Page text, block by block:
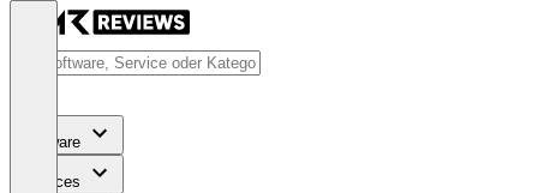
Software
Services